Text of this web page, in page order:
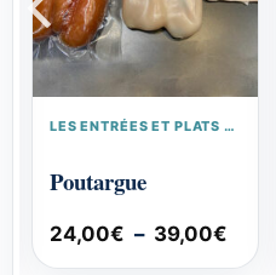
LES ENTRÉES ET PLATS CUISINÉS
Poutargue
24,00€ – 39,00€Plage